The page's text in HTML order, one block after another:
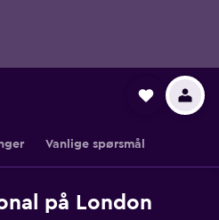
Vanlige spørsmål
på London